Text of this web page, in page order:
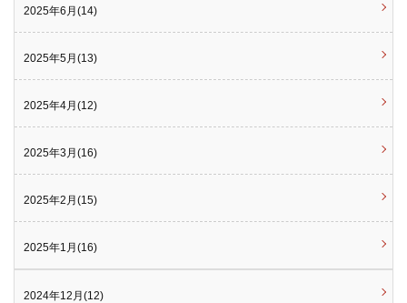
2025年6月(14)
2025年5月(13)
2025年4月(12)
2025年3月(16)
2025年2月(15)
2025年1月(16)
2024年12月(12)